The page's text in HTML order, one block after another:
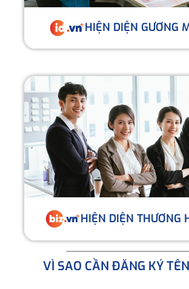
HIỆN DIỆN GƯƠNG
HIỆN DIỆN THƯƠNG
VÌ SAO CẦN ĐĂNG KÝ